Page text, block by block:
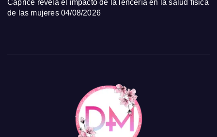
Caprice revela el impacto de la lencería en la salud física
de las mujeres 04/08/2026